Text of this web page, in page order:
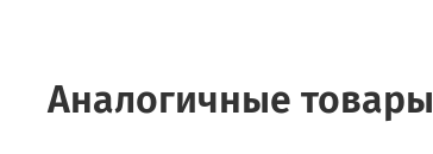
Аналогичные товары